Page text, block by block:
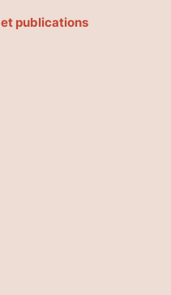
publications